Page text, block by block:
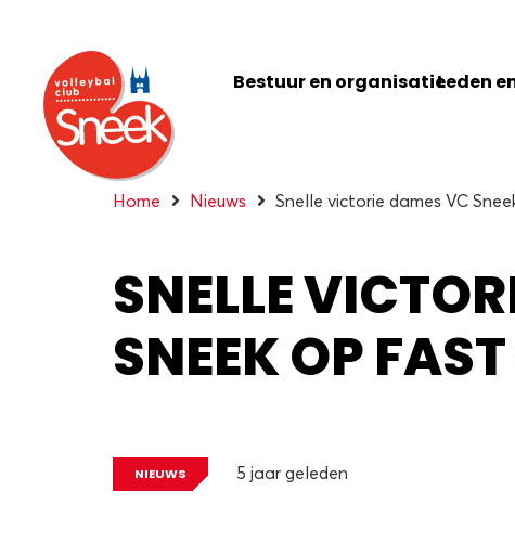
Bestuur en organisatieLeden
Home Nieuws Snelle victorie dames VC
SNELLE
SNEEK OP
NIEUWS 5 jaar geleden